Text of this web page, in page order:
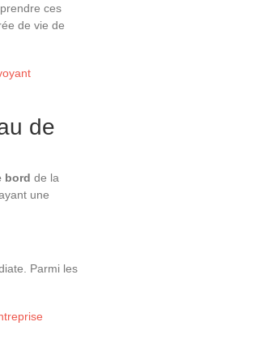
ces
de vie de
de
bord de la
une
Parmi les